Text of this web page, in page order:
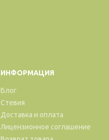
ИНФОРМАЦИЯ
Блог
Стевия
Доставка и оплата
Лицензионное соглашение